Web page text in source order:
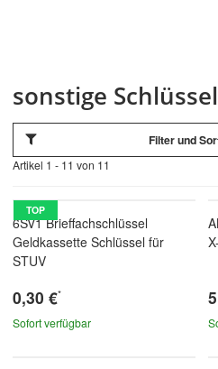
sonstige Schlüssel
Filter und
Artikel 1 - 11 von 11
TOP
6SV1 Brieffachschlüssel
Geldkassette Schlüssel für
STUV
0,30 €*
Sofort verfügbar